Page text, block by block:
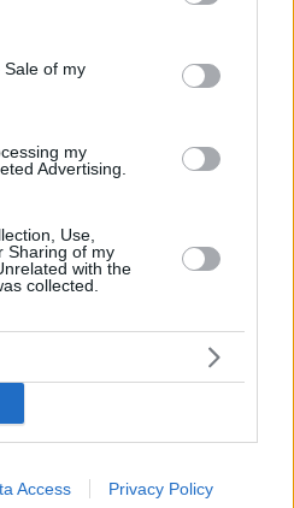
and its third-party tags to
purposes in below Google
of my
my
Advertising.
Use,
Sharing of my
with the
collected.
Access Privacy Policy
για τη Δημοκρατία:
και αυλικοί το
κόμμα